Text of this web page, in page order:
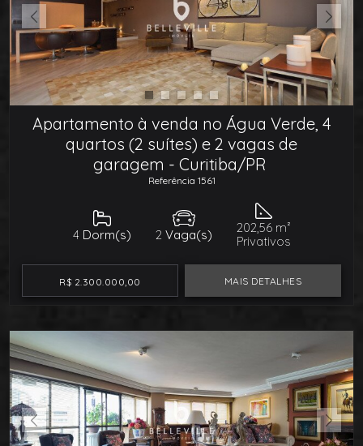
Apartamento à venda no Água Verde, 4
quartos (2 suítes) e 2 vagas de
garagem - Curitiba/PR
Referência 1561
4 Dorm(s) 2 Vaga(s)
202,56 m²
Privativos
R$ 2.300.000,00 MAIS DETALHES